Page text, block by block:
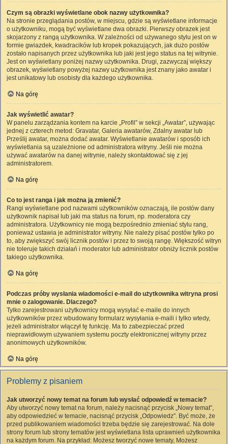
Czym są obrazki wyświetlane obok nazwy użytkownika?
Na stronie przeglądania postów, w miejscu, gdzie są wyświetlane informacje
o użytkowniku, mogą być wyświetlane dwa obrazki. Pierwszy obrazek jest
skojarzony z rangą użytkownika. W zależności od używanego stylu jest on w
formie gwiazdek, kwadracików lub kropek pokazujących, jak dużo postów
zostało napisanych przez użytkownika lub jaki jest jego status na tej witrynie.
Jest on wyświetlany poniżej nazwy użytkownika. Drugi, zazwyczaj większy
obrazek, wyświetlany powyżej nazwy użytkownika jest znany jako awatar i
jest unikatowy lub osobisty dla każdego użytkownika.
Na górę
Jak wyświetlić awatar?
W panelu zarządzania kontem na karcie „Profil” w sekcji „Awatar”, używając
jednej z czterech metod: Gravatar, Galeria awatarów, Zdalny awatar lub
Prześlij awatar, można dodać awatar. Wyświetlanie awatarów i sposób ich
wyświetlania są uzależnione od administratora witryny. Jeśli nie można
używać awatarów na danej witrynie, należy skontaktować się z jej
administratorem.
Na górę
Co to jest ranga i jak można ją zmienić?
Rangi wyświetlane pod nazwami użytkowników oznaczają, ile postów dany
użytkownik napisał lub jaki ma status na forum, np. moderatora czy
administratora. Użytkownicy nie mogą bezpośrednio zmieniać stylu rang,
ponieważ ustawia je administrator witryny. Nie należy pisać postów tylko po
to, aby zwiększyć swój licznik postów i przez to swoją rangę. Większość witryn
nie toleruje takich działań i moderator lub administrator obniży licznik postów
takiego użytkownika.
Na górę
Podczas próby wysłania wiadomości e-mail do użytkownika witryna prosi
mnie o zalogowanie. Dlaczego?
Tylko zarejestrowani użytkownicy mogą wysyłać e-maile do innych
użytkowników przez wbudowany formularz wysyłania e-maili i tylko wtedy,
jeżeli administrator włączył tę funkcję. Ma to zabezpieczać przed
nieprawidłowym używaniem systemu poczty elektronicznej witryny przez
anonimowych użytkowników.
Na górę
Problemy z pisaniem
Jak utworzyć nowy temat na forum lub wysłać odpowiedź w temacie?
Aby utworzyć nowy temat na forum, należy nacisnąć przycisk „Nowy temat”,
aby odpowiedzieć w temacie, nacisnąć przycisk „Odpowiedz”. Być może, że
przed publikowaniem wiadomości trzeba będzie się zarejestrować. Na dole
strony forum lub strony tematów jest wyświetlana lista uprawnień użytkownika
na każdym forum. Na przykład: Możesz tworzyć nowe tematy, Możesz